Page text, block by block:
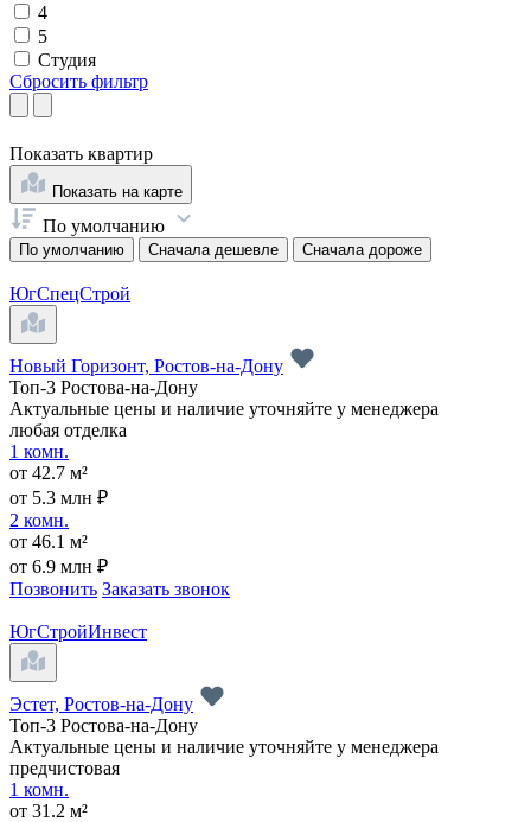
4
5
Студия
Сбросить фильтр
Показать квартир
Показать на карте
По умолчанию
По умолчанию Сначала дешевле Сначала дороже
ЮгСпецСтрой
Новый Горизонт, Ростов-на-Дону
Топ-3 Ростова-на-Дону
Актуальные цены и наличие уточняйте у менеджера
любая отделка
1 комн.
от 42.7 м²
от 5.3 млн ₽
2 комн.
от 46.1 м²
от 6.9 млн ₽
Позвонить Заказать звонок
ЮгСтройИнвест
Эстет, Ростов-на-Дону
Топ-3 Ростова-на-Дону
Актуальные цены и наличие уточняйте у менеджера
предчистовая
1 комн.
от 31.2 м²